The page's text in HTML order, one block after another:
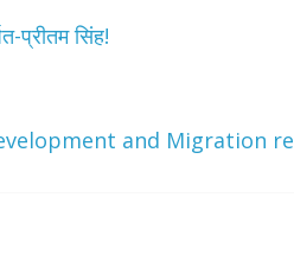
प्रीतम सिंह!
and Migration